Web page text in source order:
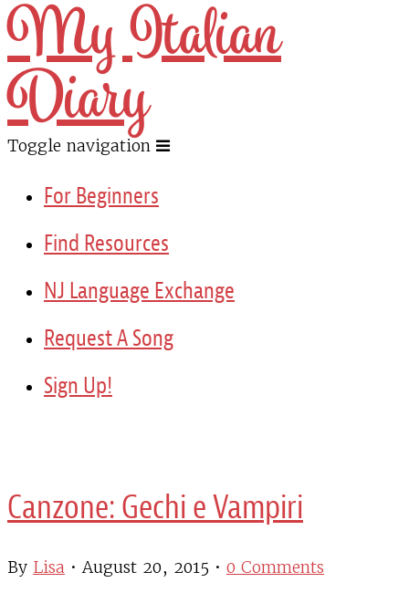
My Italian
Diary
Toggle navigation
For Beginners
Find Resources
NJ Language Exchange
Request A Song
Sign Up!
Canzone: Gechi e Vampiri
By Lisa •August 20, 2015 • 0 Comments